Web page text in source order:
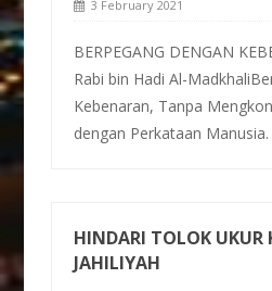
3 February 2021
BERPEGANG DENGAN
Rabi bin Hadi Al-
Kebenaran, Tanpa
dengan Perkataan
HINDARI TOLOK UKUR
JAHILIYAH